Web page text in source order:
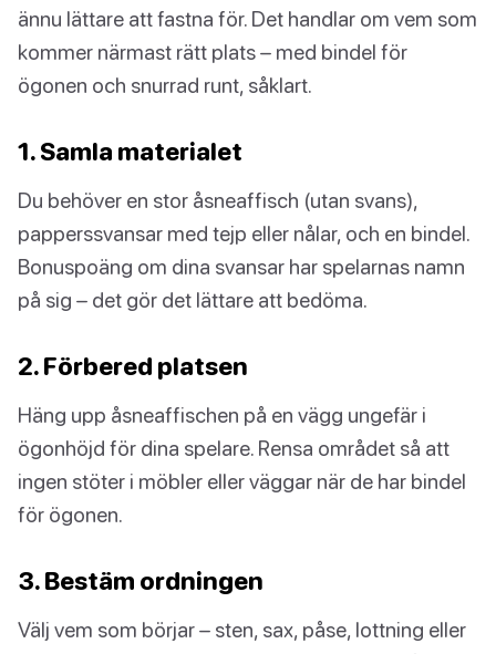
ännu lättare att fastna för. Det handlar om vem som
kommer närmast rätt plats – med bindel för
ögonen och snurrad runt, såklart.
1. Samla materialet
Du behöver en stor åsneaffisch (utan svans),
papperssvansar med tejp eller nålar, och en bindel.
Bonuspoäng om dina svansar har spelarnas namn
på sig – det gör det lättare att bedöma.
2. Förbered platsen
Häng upp åsneaffischen på en vägg ungefär i
ögonhöjd för dina spelare. Rensa området så att
ingen stöter i möbler eller väggar när de har bindel
för ögonen.
3. Bestäm ordningen
Välj vem som börjar – sten, sax, påse, lottning eller